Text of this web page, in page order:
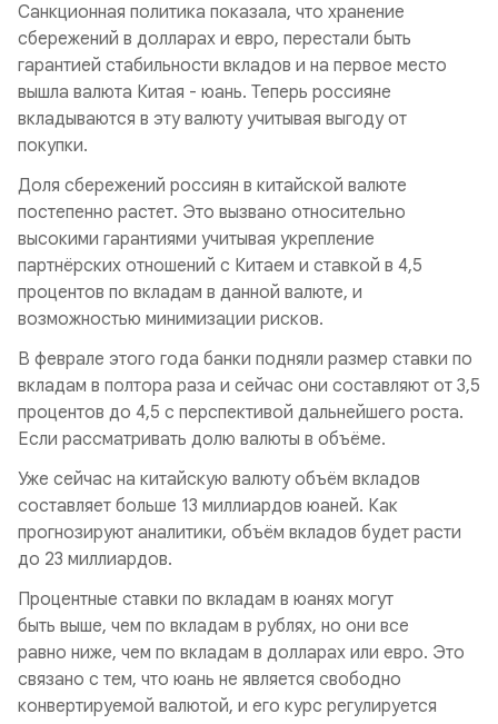
Санкционная политика показала, что хранение
сбережений в долларах и евро, перестали быть
гарантией стабильности вкладов и на первое место
вышла валюта Китая - юань. Теперь россияне
вкладываются в эту валюту учитывая выгоду от
покупки.
Доля сбережений россиян в китайской валюте
постепенно растет. Это вызвано относительно
высокими гарантиями учитывая укрепление
партнёрских отношений с Китаем и ставкой в 4,5
процентов по вкладам в данной валюте, и
возможностью минимизации рисков.
В феврале этого года банки подняли размер ставки по
вкладам в полтора раза и сейчас они составляют от 3,5
процентов до 4,5 с перспективой дальнейшего роста.
Если рассматривать долю валюты в объёме.
Уже сейчас на китайскую валюту объём вкладов
составляет больше 13 миллиардов юаней. Как
прогнозируют аналитики, объём вкладов будет расти
до 23 миллиардов.
Процентные ставки по вкладам в юанях могут
быть выше, чем по вкладам в рублях, но они все
равно ниже, чем по вкладам в долларах или евро. Это
связано с тем, что юань не является свободно
конвертируемой валютой, и его курс регулируется